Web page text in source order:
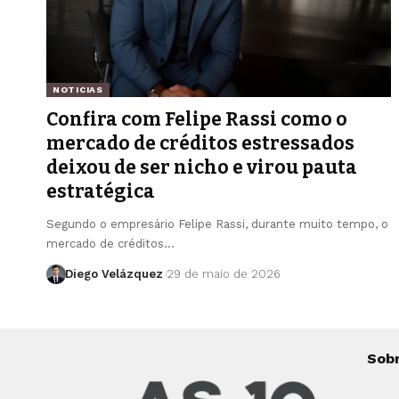
NOTICIAS
Confira com Felipe Rassi como o
mercado de créditos estressados
deixou de ser nicho e virou pauta
estratégica
Segundo o empresário Felipe Rassi, durante muito tempo, o
mercado de créditos…
Diego Velázquez 29 de maio de 2026